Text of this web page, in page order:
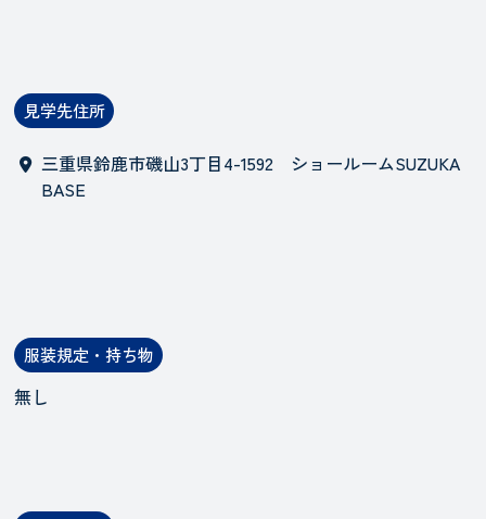
見学先住所
三重県鈴鹿市磯山3丁目4-1592 ショールームSUZUKA
BASE
服装規定・持ち物
無し